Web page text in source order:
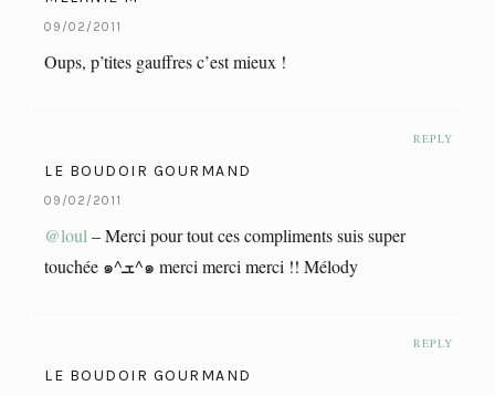
09/02/2011
Oups, p’tites gauffres c’est mieux !
REPLY
LE BOUDOIR GOURMAND
09/02/2011
@loul – Merci pour tout ces compliments suis super
touchée ๑^ܫ^๑ merci merci merci !! Mélody
REPLY
LE BOUDOIR GOURMAND